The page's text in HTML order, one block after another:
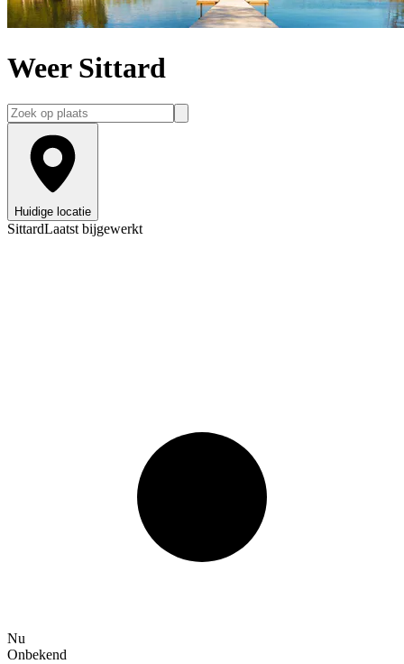
Weer Sittard
Huidige locatie
SittardLaatst bijgewerkt
Nu
Onbekend